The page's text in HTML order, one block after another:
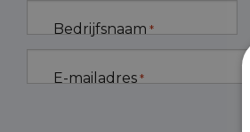
Bedrijfsnaam *
E-mailadres *